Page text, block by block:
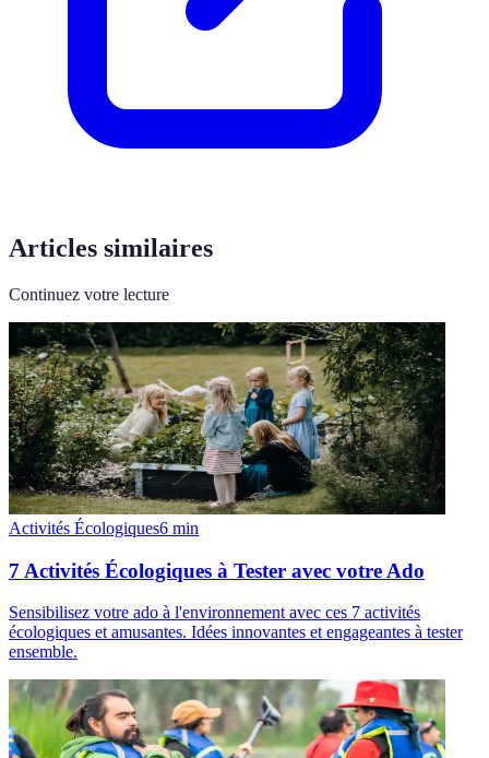
Articles similaires
Continuez votre lecture
Activités Écologiques6 min
7 Activités Écologiques à Tester avec votre Ado
Sensibilisez votre ado à l'environnement avec ces 7 activités
écologiques et amusantes. Idées innovantes et engageantes à tester
ensemble.